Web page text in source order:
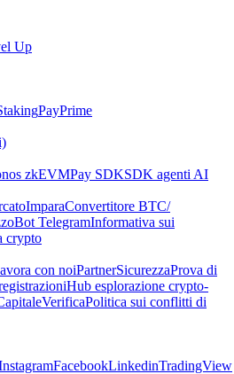
Up
PayPrime
zkEVMPay SDKSDK agenti AI
ImparaConvertitore BTC/
Bot TelegramInformativa sui
crypto
con noiPartnerSicurezzaProva di
Hub esplorazione crypto-
VerificaPolitica sui conflitti di
FacebookLinkedinTradingView